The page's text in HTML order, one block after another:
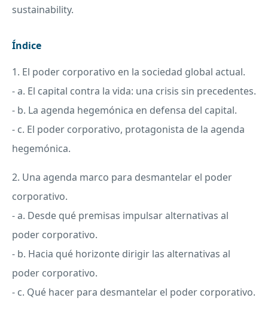
sustainability.
Índice
1. El poder corporativo en la sociedad global actual.
- a. El capital contra la vida: una crisis sin precedentes.
- b. La agenda hegemónica en defensa del capital.
- c. El poder corporativo, protagonista de la agenda
hegemónica.
2. Una agenda marco para desmantelar el poder
corporativo.
- a. Desde qué premisas impulsar alternativas al
poder corporativo.
- b. Hacia qué horizonte dirigir las alternativas al
poder corporativo.
- c. Qué hacer para desmantelar el poder corporativo.